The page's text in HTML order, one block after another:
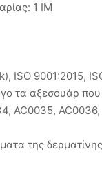
1 IM
ISO 9001:2015,
τα αξεσουάρ που
AC0035,
της